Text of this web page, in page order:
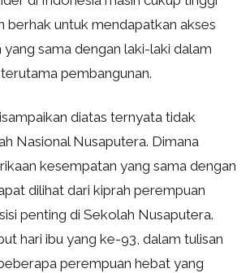
berhak untuk mendapatkan akses
sama dengan laki-laki dalam
pembangunan.
diatas ternyata tidak
Nasional Nusaputera. Dimana
kesempatan yang sama dengan
dilihat dari kiprah perempuan
penting di Sekolah Nusaputera.
hari ibu yang ke-93, dalam tulisan
perempuan hebat yang